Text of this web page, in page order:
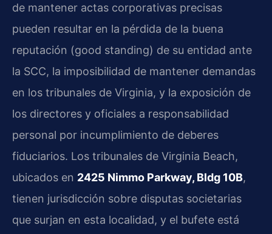
de mantener actas corporativas precisas
pueden resultar en la pérdida de la buena
reputación (good standing) de su entidad ante
la SCC, la imposibilidad de mantener demandas
en los tribunales de Virginia, y la exposición de
los directores y oficiales a responsabilidad
personal por incumplimiento de deberes
fiduciarios. Los tribunales de Virginia Beach,
ubicados en 2425 Nimmo Parkway, Bldg 10B,
tienen jurisdicción sobre disputas societarias
que surjan en esta localidad, y el bufete está